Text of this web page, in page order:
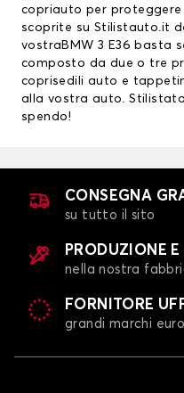
copriauto per proteggere
scoprite su Stilistauto.it
vostraBMW 3 E36 basta
composto da due o tre
coprisedili auto e
alla vostra auto.
spendo!
CONSEGNA
su tutto il sito
PRODUZIONE
nella nostra
FORNITORE
grandi marchi